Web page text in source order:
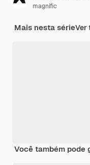
magnific
Mais nesta sérieVer
Você também pode